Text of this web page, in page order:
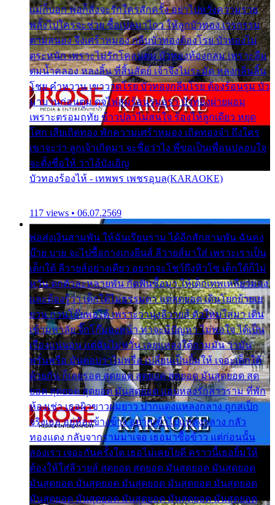
แม่ก็บอก พ่อก็สั่งจะรักใครสักครั้ง อย่าไปหวังความรวย
พลั้งไปใครจะช่วย ซื้อเปลมาไกว ให้ลูกบัวทอง เวรกรรม
ตามสนอง จึงเศร้าหมอง กลีบบัวทองต้องโรย บัวทองไม่
ตระหนัก เพราะไม่รักโคลนตม บัวทองท้องกลม เพราะลืม
ตมน้ำคลอง หลงลิ้น ที่สิ้นสัตย์ เจ้าจึงไม่ระมัด หลงกลิ่นลิ้น
โชย คำหวาน เขาวาดโรย บัวทองกลีบโรย ต้องร้อนรุม บัว
มาบานก่อนตูม ดุจไฟสุมร้อนรุมอุรา บัวทองผ่ายผอม
เพราะตรอมฤทัย ข้าวปลาไม่สนใจ ร้องไห้ลูกเดียว หยุด
โศก เสียเถิดทอง พักความเศร้าหมอง เถิดทองจ๋า ถึงใคร
เขาจะว่า ลูกเจ้าเกิดมา จะชื่อว่าไง พี่ขอเป็นเพื่อนปลอบใจ
จะตั้งชื่อให้ ว่าไอ้บังเอิญ
บัวทองร้องไห้ - เทพพร เพชรอุบล(KARAOKE)
117 views • 06.07.2569
พ่อส่งเงินสามพัน ให้ฉันเรียนราม ได้อีกสักสามพัน ฉันคง
บ๊าย บาย จะไปซื้อกางเกงยีนส์ ลีวายส์มาใส่ เพราะเราเป็น
เด็กใต้ ลีวายส์อย่างเดียว อยากจะโชว์ถึงหิวโซ เด็กใต้ก็ไม่
หวั่น ตกตัวละหลายพัน กัดฟันซื้อมา ให้เด็กเทพเหลียวมอง
และต้องรู้ว่า เด็กใต้ไม่ธรรมดา แต่สุดยอด เดินโยกย้ายเย
ยวน กวนโอ๊ยพอได้ เพราะว่านุ่งลีวายส์ ตัวใหม่ใส่มา เดิน
เข้ามหาลัย จิ๊กโก๊มองหน้า ท่าจะมีปัญหา ไม่พอใจ ได้เป็น
เรื่องแน่นอน แต่ฉันไม่หวั่น เลยแหลงใต้ถามมัน ว่ามัน
พรั่นพรือ มันตอบว่าไม่พรื่อ เปลี่ยนเป็นยิ้มให้ เจอะเด็กใต้
ด้วยกัน ก็เลยรอด สุดยอด สุดยอด สุดยอด มันสุดยอด สุด
ยอด สุดยอด สุดยอด มันสุดยอด แอบหลงรักสาวราม ที่พัก
ห้องเช่า เธอผิวขาวผมยาว ปากแดงแหลงกลาง ถูกสเป็ก
จริงเธอ อยู่ห้องข้างข้าง อยากเข้าไปแหลงกลาง กลัว
ทองแดง กลับจากรามมาเจอ เธอมาซื้อข้าว แต่ก่อนนั้น
สองเรา เจอะกันครั้งใด เธอไม่เคยไยดี คราวนี้เธอยิ้มให้
ต้องให้ใส่ลีวายส์ สุดยอด สุดยอด มันสุดยอด มันสุดยอด
มันสุดยอด มันสุดยอด มันสุดยอด มันสุดยอด มันสุดยอด
มันสุดยอด มันสุดยอด มันสุดยอด มันสุดยอด มันสุดยอด